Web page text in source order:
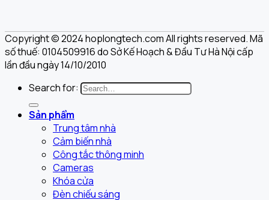
Copyright © 2024 hoplongtech.com All rights reserved. Mã
số thuế: 0104509916 do Sở Kế Hoạch & Đầu Tư Hà Nội cấp
lần đầu ngày 14/10/2010
Search for:
Sản phẩm
Trung tâm nhà
Cảm biến nhà
Công tắc thông minh
Cameras
Khóa cửa
Đèn chiếu sáng